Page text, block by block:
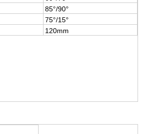
85°/90°
75°/15°
120mm